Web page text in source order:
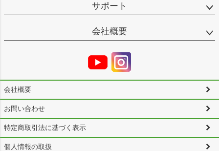
サポート
会社概要
会社概要
お問い合わせ
特定商取引法に基づく表示
個人情報の取扱